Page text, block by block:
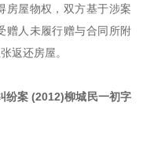
房屋物权，双方基于涉案
赠人未履行赠与合同所附
返还房屋。
纷案 (2012)柳城民一初字